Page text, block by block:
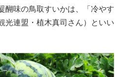
醐味の鳥取すいかは、「冷やす
光連盟・植木真司さん）といい